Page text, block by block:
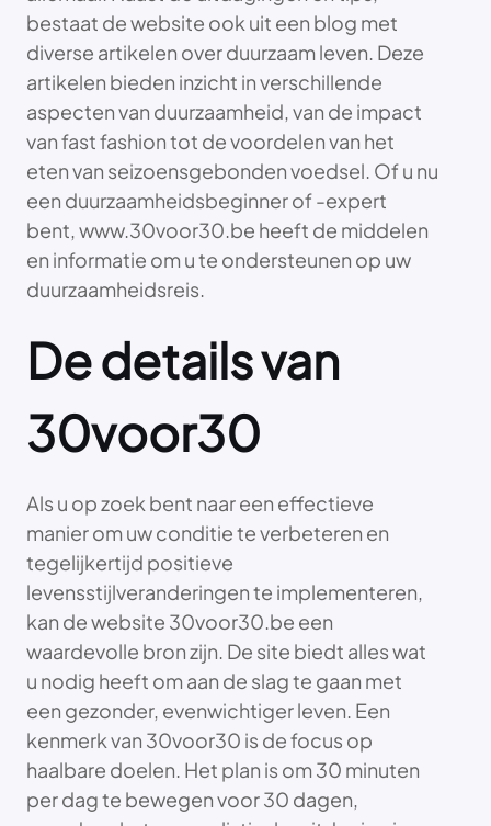
bestaat de website ook uit een blog met
diverse artikelen over duurzaam leven. Deze
artikelen bieden inzicht in verschillende
aspecten van duurzaamheid, van de impact
van fast fashion tot de voordelen van het
eten van seizoensgebonden voedsel. Of u nu
een duurzaamheidsbeginner of -expert
bent, www.30voor30.be heeft de middelen
en informatie om u te ondersteunen op uw
duurzaamheidsreis.
De details van
30voor30
Als u op zoek bent naar een effectieve
manier om uw conditie te verbeteren en
tegelijkertijd positieve
levensstijlveranderingen te implementeren,
kan de website 30voor30.be een
waardevolle bron zijn. De site biedt alles wat
u nodig heeft om aan de slag te gaan met
een gezonder, evenwichtiger leven. Een
kenmerk van 30voor30 is de focus op
haalbare doelen. Het plan is om 30 minuten
per dag te bewegen voor 30 dagen,